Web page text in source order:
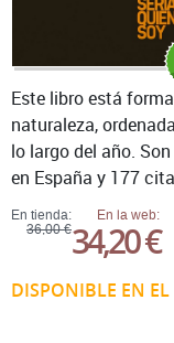
En tienda:
36,00 €
En la web:
34,20 €
DISPONIBLE EN
Este libro está
naturaleza,
lo largo del año.
en España y 177